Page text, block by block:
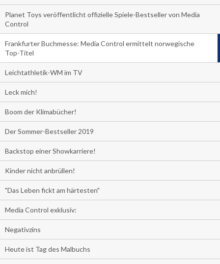
Planet Toys veröffentlicht offizielle Spiele-Bestseller von Media
Control
Frankfurter Buchmesse: Media Control ermittelt norwegische
Top-Titel
Leichtathletik-WM im TV
Leck mich!
Boom der Klimabücher!
Der Sommer-Bestseller 2019
Backstop einer Showkarriere!
Kinder nicht anbrüllen!
"Das Leben fickt am härtesten"
Media Control exklusiv:
Negativzins
Heute ist Tag des Malbuchs